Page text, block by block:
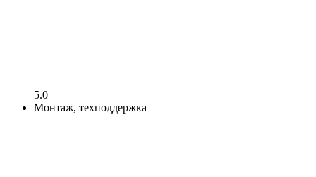
5.0
Монтаж, техподдержка